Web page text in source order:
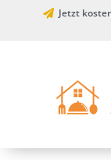
Jetzt